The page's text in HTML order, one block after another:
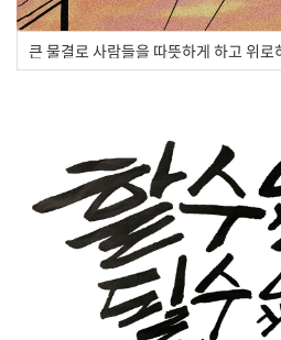
큰 물결로 사람들을 따뜻하게 하고 위